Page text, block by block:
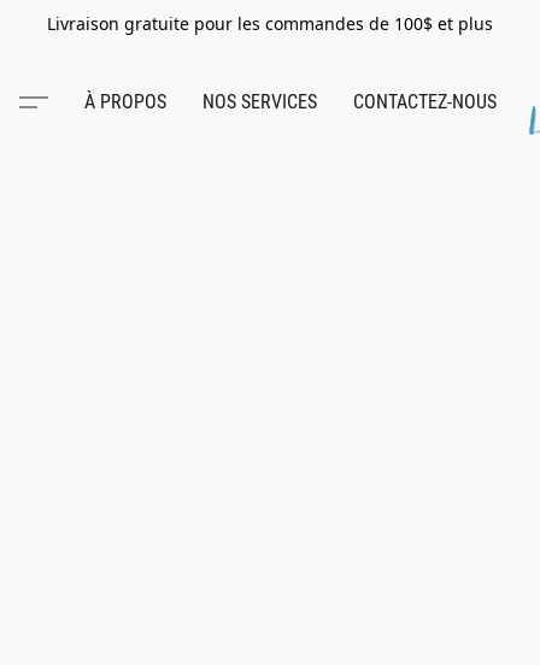
Livraison gratuite pour les commandes de 100$ et plus
À PROPOS NOS SERVICES CONTACTEZ-NOUS